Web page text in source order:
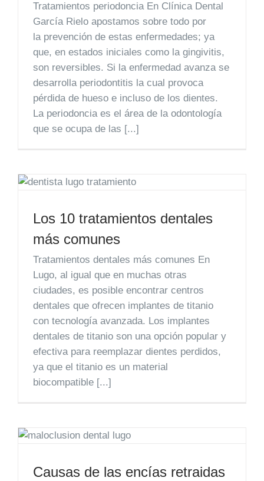
Tratamientos periodoncia En Clínica Dental
García Rielo apostamos sobre todo por
la prevención de estas enfermedades; ya
que, en estados iniciales como la gingivitis,
son reversibles. Si la enfermedad avanza se
desarrolla periodontitis la cual provoca
pérdida de hueso e incluso de los dientes.
La periodoncia es el área de la odontología
que se ocupa de las [...]
Los 10 tratamientos dentales
más comunes
Tratamientos dentales más comunes En
Lugo, al igual que en muchas otras
ciudades, es posible encontrar centros
dentales que ofrecen implantes de titanio
con tecnología avanzada. Los implantes
dentales de titanio son una opción popular y
efectiva para reemplazar dientes perdidos,
ya que el titanio es un material
biocompatible [...]
Causas de las encías retraidas